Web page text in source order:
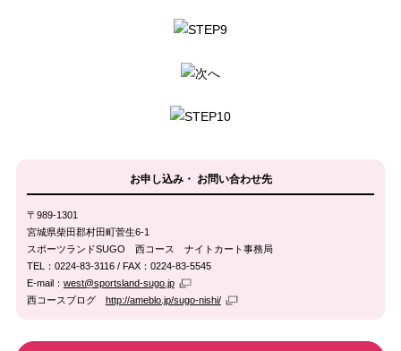
お申し込み・ お問い合わせ先
〒989-1301
宮城県柴田郡村田町菅生6-1
スポーツランドSUGO 西コース ナイトカート事務局
TEL：0224-83-3116 / FAX：0224-83-5545
E-mail： west@sportsland-sugo.jpメ
ー
西コースブログ http://ameblo.jp/sugo-nishi/外